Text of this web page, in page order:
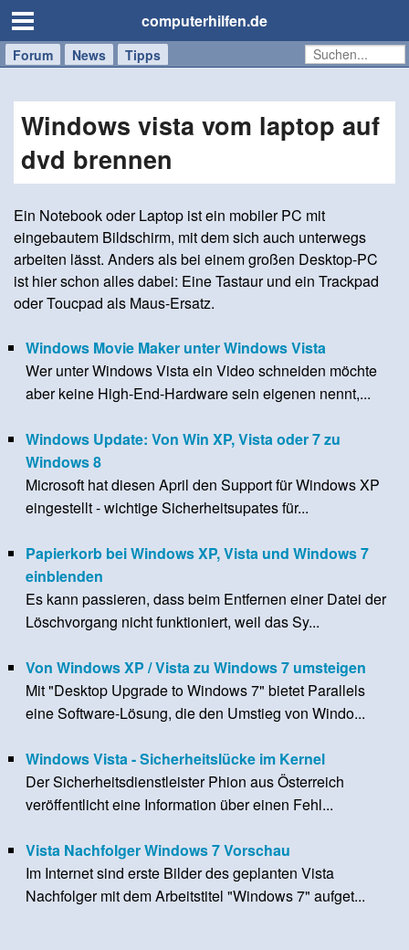
computerhilfen.de
Forum News Tipps
Handy
Windows
Mac
Windows vista vom laptop auf
dvd brennen
Ein Notebook oder Laptop ist ein mobiler PC mit
eingebautem Bildschirm, mit dem sich auch unterwegs
arbeiten lässt. Anders als bei einem großen Desktop-PC
ist hier schon alles dabei: Eine Tastaur und ein Trackpad
oder Toucpad als Maus-Ersatz.
Windows Movie Maker unter Windows Vista
Wer unter Windows Vista ein Video schneiden möchte
aber keine High-End-Hardware sein eigenen nennt,...
Windows Update: Von Win XP, Vista oder 7 zu
Windows 8
Microsoft hat diesen April den Support für Windows XP
eingestellt - wichtige Sicherheitsupates für...
Papierkorb bei Windows XP, Vista und Windows 7
einblenden
Es kann passieren, dass beim Entfernen einer Datei der
Löschvorgang nicht funktioniert, weil das Sy...
Von Windows XP / Vista zu Windows 7 umsteigen
Mit "Desktop Upgrade to Windows 7" bietet Parallels
eine Software-Lösung, die den Umstieg von Windo...
Windows Vista - Sicherheitslücke im Kernel
Der Sicherheitsdienstleister Phion aus Österreich
veröffentlicht eine Information über einen Fehl...
Vista Nachfolger Windows 7 Vorschau
Im Internet sind erste Bilder des geplanten Vista
Nachfolger mit dem Arbeitstitel "Windows 7" aufget...